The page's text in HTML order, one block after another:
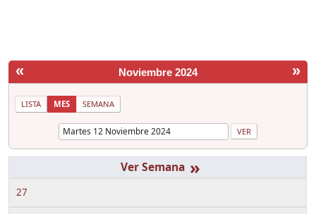
« »
Noviembre 2024
LISTA MES SEMANA
»
27